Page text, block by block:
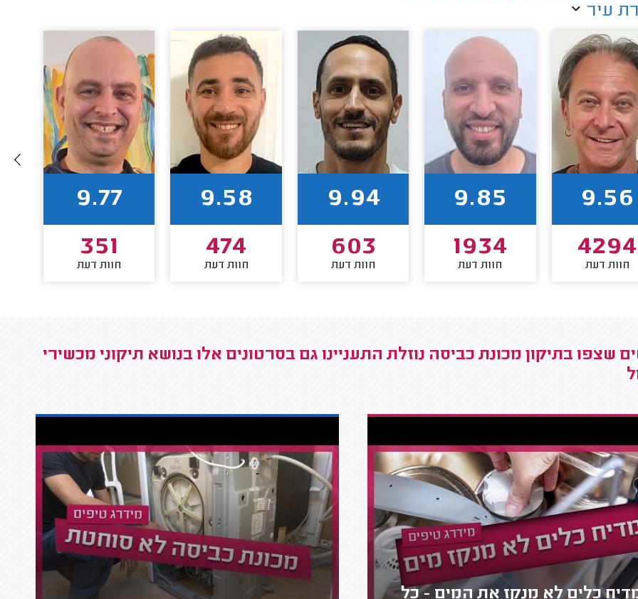
עיר
9.56
4294
חוות דעת
9.85
1934
חוות דעת
9.94
603
חוות דעת
9.58
474
חוות דעת
9.77
351
חוות דעת
שצפו בתיקון מכונת כביסה נוזלת התעניינו גם בסרטונים אלו בנושא תיקוני מכשירי
כלים לא מנקז את המים - כל